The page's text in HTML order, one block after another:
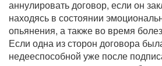
аннулировать договор, если он
находясь в состоянии
опьянения, а также во время
Если одна из сторон договора
недееспособной уже после